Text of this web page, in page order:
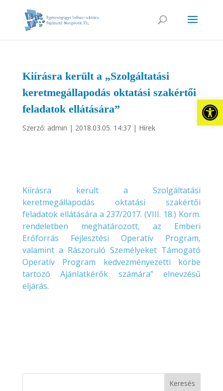
Kiírásra került a „Szolgáltatási
keretmegállapodás oktatási szakértői
feladatok ellátására”
Szerző: admin | 2018.03.05. 14:37| Hírek
Kiírásra került a Szolgáltatási
keretmegállapodás oktatási szakértői
feladatok ellátására a 237/2017. (VIII. 18.) Korm.
rendeletben meghatározott, az Emberi
Erőforrás Fejlesztési Operatív Program,
valamint a Rászoruló Személyeket Támogató
Operatív Program kedvezményezetti körbe
tartozó Ajánlatkérők számára” elnevzésű
eljárás.
Keresés